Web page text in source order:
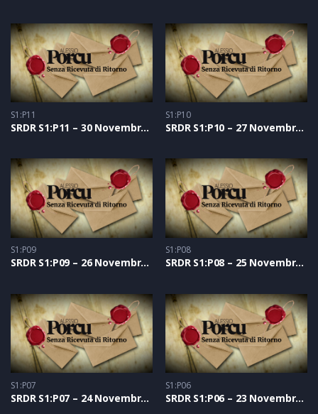
S1:P11
SRDR S1:P11 – 30 Novembre 2020
S1:P10
SRDR S1:P10 – 27 Novembre 2020
S1:P09
SRDR S1:P09 – 26 Novembre 2020
S1:P08
SRDR S1:P08 – 25 Novembre 2020
S1:P07
SRDR S1:P07 – 24 Novembre 2020
S1:P06
SRDR S1:P06 – 23 Novembre 2020